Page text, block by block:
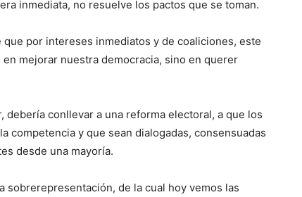
inmediata, no resuelve los pactos que se toman.
por intereses inmediatos y de coaliciones, este
mejorar nuestra democracia, sino en querer
conllevar a una reforma electoral, a que los
competencia y que sean dialogadas, consensuadas
desde una mayoría.
sobrerepresentación, de la cual hoy vemos las